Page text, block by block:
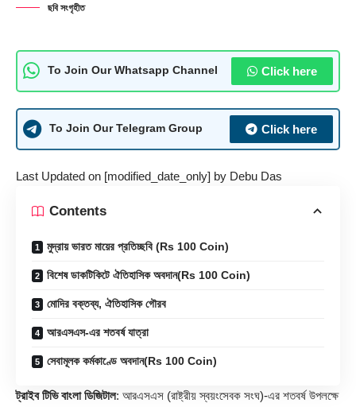
ছবি সংগৃহীত
To Join Our Whatsapp Channel Click here
To Join Our Telegram Group Click here
Last Updated on [modified_date_only] by Debu Das
Contents
মুদ্রায় ভারত মায়ের প্রতিচ্ছবি (Rs 100 Coin)
বিশেষ ডাকটিকিটে ঐতিহাসিক অবদান(Rs 100 Coin)
মোদির বক্তব্য, ঐতিহাসিক গৌরব
আরএসএস-এর শতবর্ষ যাত্রা
সেবামূলক কর্মকাণ্ডে অবদান(Rs 100 Coin)
ট্রাইব টিভি বাংলা ডিজিটাল: আরএসএস (রাষ্ট্রীয় স্বয়ংসেবক সংঘ)-এর শতবর্ষ উপলক্ষে